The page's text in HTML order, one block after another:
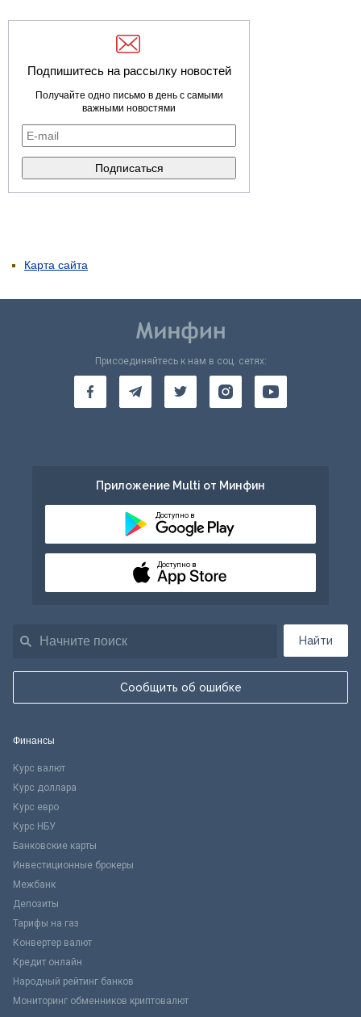
Подпишитесь на рассылку новостей
Получайте одно письмо в день с самыми
важными новостями
Карта сайта
Найти
Сообщить об ошибке
Присоединяйтесь к нам в соц. сетях:
Приложение Multi от Минфин
Доступно в
Доступно в
Финансы
Курс валют
Курс доллара
Курс евро
Курс НБУ
Банковские карты
Инвестиционные брокеры
Межбанк
Депозиты
Тарифы на газ
Конвертер валют
Кредит онлайн
Народный рейтинг банков
Мониторинг обменников криптовалют